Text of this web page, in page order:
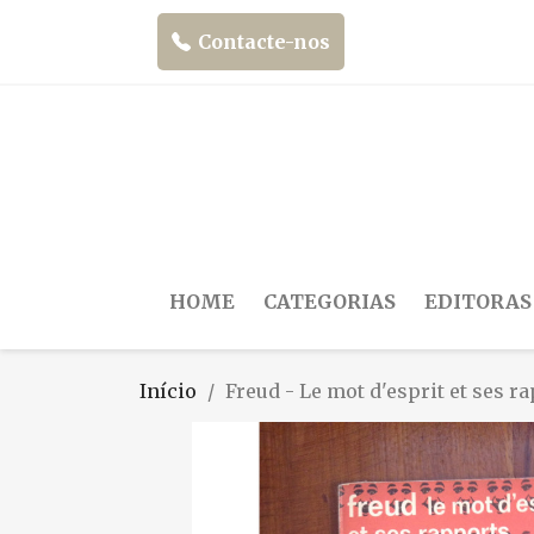
Contacte-nos
HOME CATEGORIAS EDITORAS
Início Freud - Le mot d'esprit et ses